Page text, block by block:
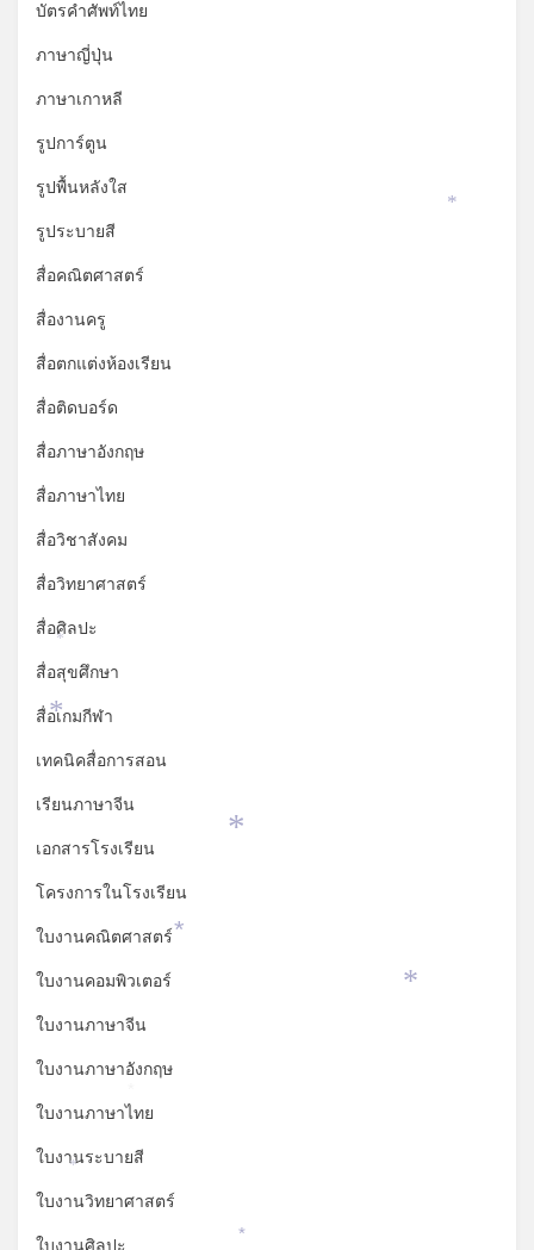
บัตรคำศัพท์ไทย
ภาษาญี่ปุ่น
ภาษาเกาหลี
รูปการ์ตูน
รูปพื้นหลังใส
รูประบายสี
สื่อคณิตศาสตร์
สื่องานครู
สื่อตกแต่งห้องเรียน
สื่อติดบอร์ด
สื่อภาษาอังกฤษ
สื่อภาษาไทย
สื่อวิชาสังคม
สื่อวิทยาศาสตร์
สื่อศิลปะ
สื่อสุขศึกษา
สื่อเกมกีฬา
เทคนิคสื่อการสอน
เรียนภาษาจีน
เอกสารโรงเรียน
โครงการในโรงเรียน
ใบงานคณิตศาสตร์
ใบงานคอมพิวเตอร์
ใบงานภาษาจีน
ใบงานภาษาอังกฤษ
ใบงานภาษาไทย
ใบงานระบายสี
ใบงานวิทยาศาสตร์
*